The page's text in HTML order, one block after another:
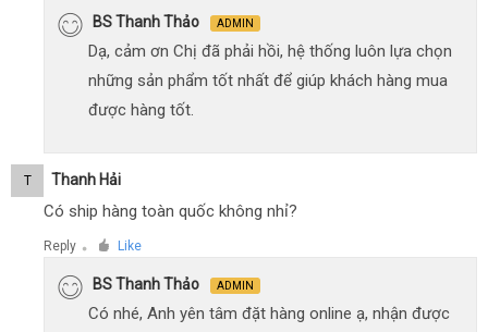
BS Thanh Thảo ADMIN
Dạ, cảm ơn Chị đã phải hồi, hệ thống luôn lựa chọn
những sản phẩm tốt nhất để giúp khách hàng mua
được hàng tốt.
T Thanh Hải
Có ship hàng toàn quốc không nhỉ?
Reply ● Like
BS Thanh Thảo ADMIN
Có nhé, Anh yên tâm đặt hàng online ạ, nhận được